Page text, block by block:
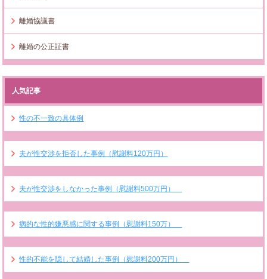
離婚協議書
離婚の公正証書
人気記事
性の不一致の具体例
夫が性交渉を拒否した事例（慰謝料120万円）
夫が性交渉をしなかった事例（慰謝料500万円）
病的な性的嫌悪感に関する事例（慰謝料150万）
性的不能を隠して結婚した事例（慰謝料200万円）